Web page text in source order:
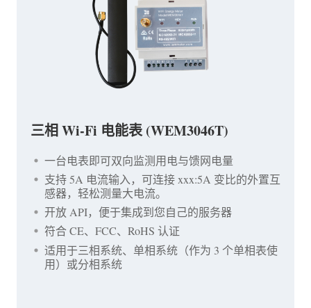
三相 Wi-Fi 电能表 (WEM3046T)
一台电表即可双向监测用电与馈网电量
支持 5A 电流输入，可连接 xxx:5A 变比的外置互
感器，轻松测量大电流。
开放 API，便于集成到您自己的服务器
符合 CE、FCC、RoHS 认证
适用于三相系统、单相系统（作为 3 个单相表使
用）或分相系统